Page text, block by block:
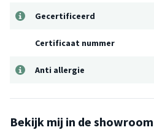
Gecertificeerd
Certificaat nummer
Anti allergie
Bekijk mij in de showroom